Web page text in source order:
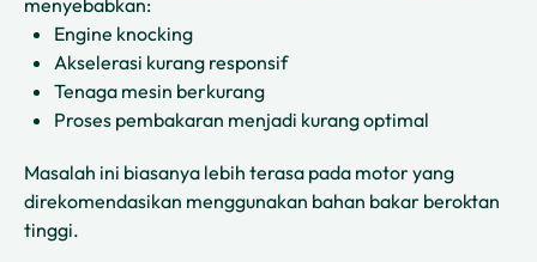
Engine knocking
Akselerasi kurang responsif
Tenaga mesin berkurang
Proses pembakaran menjadi kurang optimal
Masalah ini biasanya lebih terasa pada motor yang
direkomendasikan menggunakan bahan bakar beroktan
tinggi.